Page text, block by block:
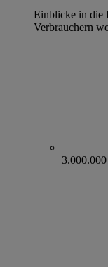
Einblicke in die
Verbrauchern